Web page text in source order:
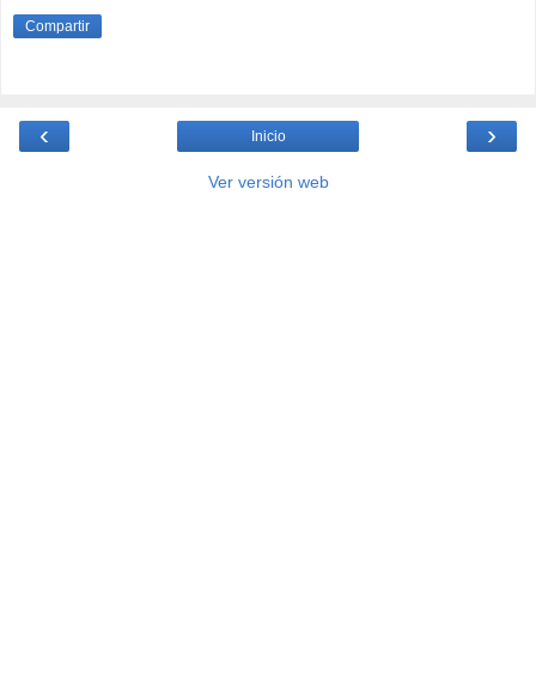
Compartir
‹ ›
Inicio
Ver versión web